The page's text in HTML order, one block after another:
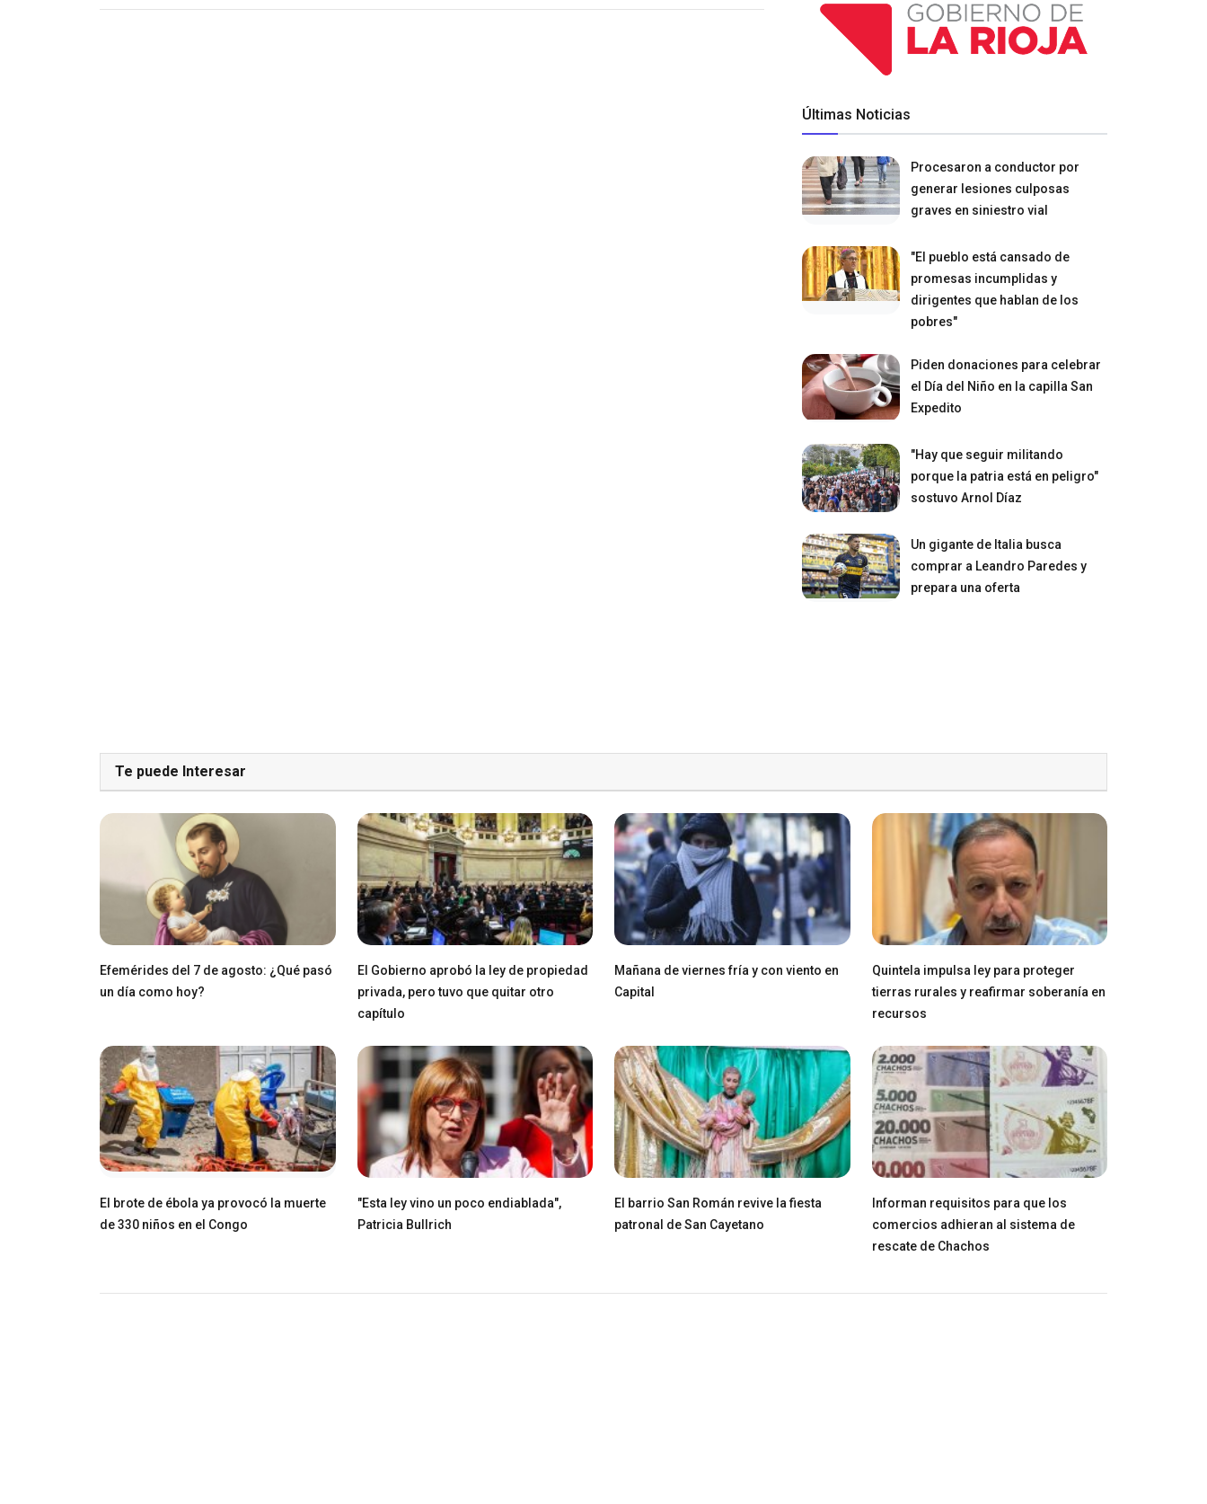
Últimas Noticias
Procesaron a conductor por
generar lesiones culposas
graves en siniestro vial
"El pueblo está cansado de
promesas incumplidas y
dirigentes que hablan de los
pobres"
Piden donaciones para celebrar
el Día del Niño en la capilla San
Expedito
"Hay que seguir militando
porque la patria está en peligro"
sostuvo Arnol Díaz
Un gigante de Italia busca
comprar a Leandro Paredes y
prepara una oferta
Te puede Interesar
Efemérides del 7 de agosto: ¿Qué pasó
un día como hoy?
El Gobierno aprobó la ley de propiedad
privada, pero tuvo que quitar otro
capítulo
Mañana de viernes fría y con viento en
Capital
Quintela impulsa ley para proteger
tierras rurales y reafirmar soberanía en
recursos
El brote de ébola ya provocó la muerte
de 330 niños en el Congo
"Esta ley vino un poco endiablada",
Patricia Bullrich
El barrio San Román revive la fiesta
patronal de San Cayetano
Informan requisitos para que los
comercios adhieran al sistema de
rescate de Chachos